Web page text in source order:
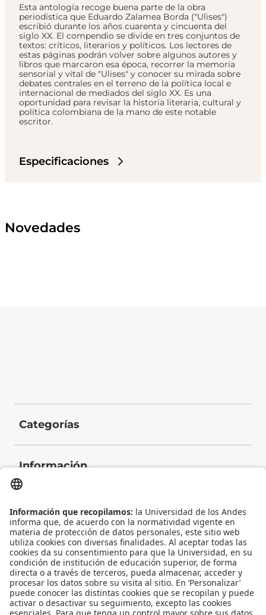
Esta antología recoge buena parte de la obra
periodística que Eduardo Zalamea Borda ("Ulises")
escribió durante los años cuarenta y cincuenta del
siglo XX. El compendio se divide en tres conjuntos de
textos: críticos, literarios y políticos. Los lectores de
estas páginas podrán volver sobre algunos autores y
libros que marcaron esa época, recorrer la memoria
sensorial y vital de "Ulises" y conocer su mirada sobre
debates centrales en el terreno de la política local e
internacional de mediados del siglo XX. Es una
oportunidad para revisar la historia literaria, cultural y
política colombiana de la mano de este notable
escritor.
Especificaciones
Novedades
Categorías
Información
Contacto